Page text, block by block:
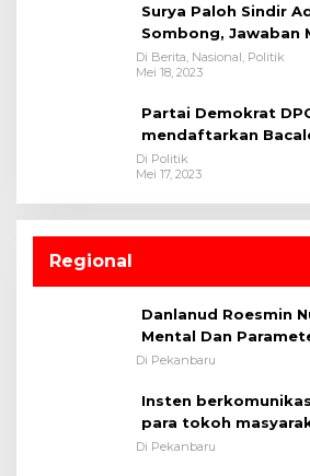
Surya Paloh Sindir
Sombong, Jawaban
Di Berita, Nasional, Politik
Mei 18, 2023
Partai Demokrat
mendaftarkan
Di Politik
Mei 17, 2023
Regional
Danlanud Roesmin
Mental Dan
Melaksanakan ✈
Di Pekanbaru
Insten
para tokoh
System OMP LK
Di Pekanbaru